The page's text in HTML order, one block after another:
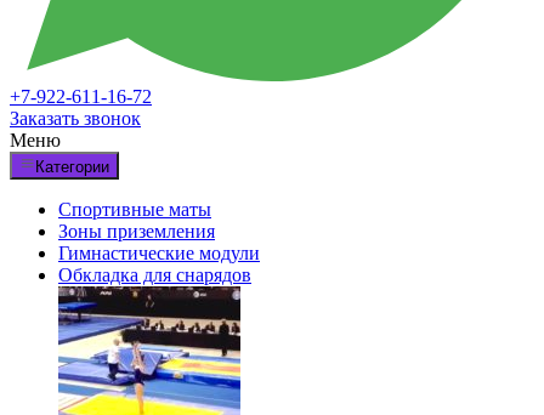
+7-922-611-16-72
Заказать звонок
Меню
Категории
Спортивные маты
Зоны приземления
Гимнастические модули
Обкладка для снарядов